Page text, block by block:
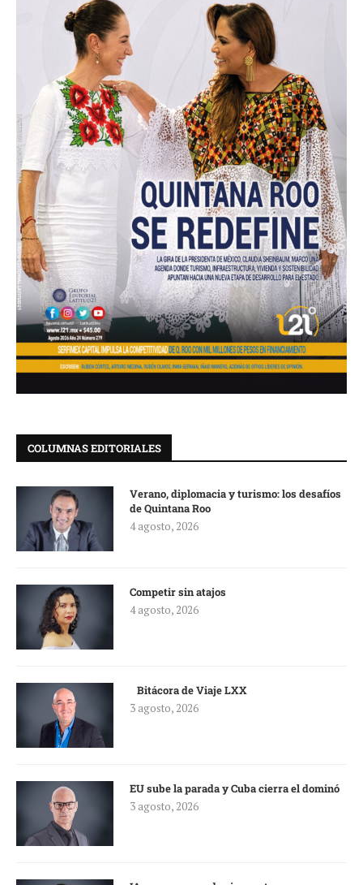
COLUMNAS EDITORIALES
Verano, diplomacia y turismo: los desafíos
de Quintana Roo
4 agosto, 2026
Competir sin atajos
4 agosto, 2026
Bitácora de Viaje LXX
3 agosto, 2026
EU sube la parada y Cuba cierra el dominó
3 agosto, 2026